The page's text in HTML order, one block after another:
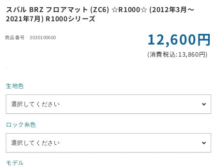
スバル BRZ フロアマット (ZC6) ☆R1000☆ (2012年3月～
2021年7月) R1000シリーズ
3030100600 12,600円
(消費税込:13,860円)
生地色
ロック糸色
モデル